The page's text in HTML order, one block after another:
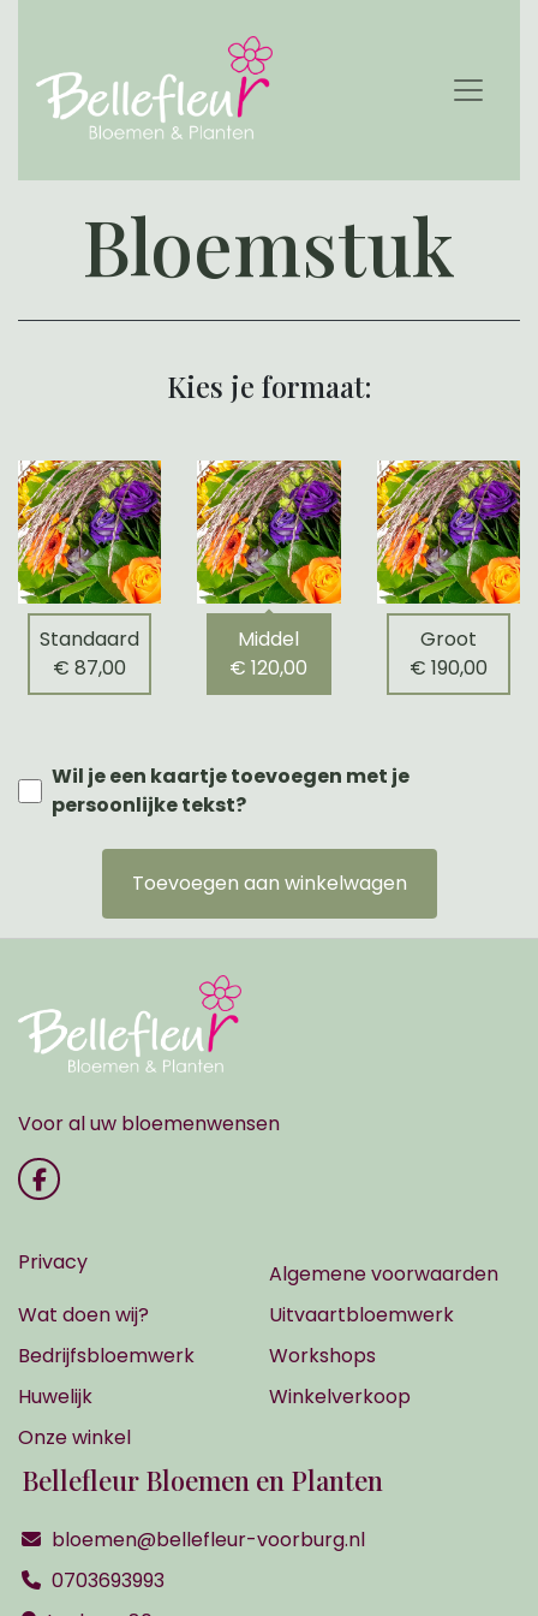
Bloemstuk
Kies je formaat:
Standaard
€ 87,00
Middel
€ 120,00
Groot
€ 190,00
Wil je een kaartje toevoegen met je
persoonlijke tekst?
Toevoegen aan winkelwagen
Voor al uw bloemenwensen
Privacy
Algemene voorwaarden
Wat doen wij?
Uitvaartbloemwerk
Bedrijfsbloemwerk
Workshops
Huwelijk
Winkelverkoop
Onze winkel
Bellefleur Bloemen en Planten
bloemen@bellefleur-voorburg.nl
0703693993